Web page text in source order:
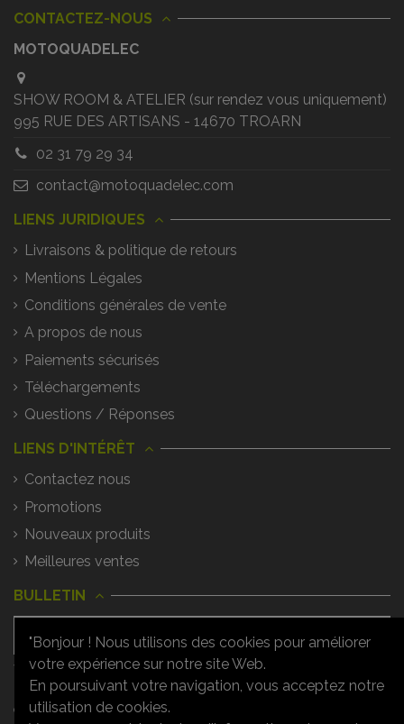
CONTACTEZ-NOUS
MOTOQUADELEC
SHOW ROOM & ATELIER (sur rendez vous uniquement)
995 RUE DES ARTISANS - 14670 TROARN
02 31 79 29 34
contact@motoquadelec.com
LIENS JURIDIQUES
Livraisons & politique de retours
Mentions Légales
Conditions générales de vente
A propos de nous
Paiements sécurisés
Téléchargements
Questions / Réponses
LIENS D'INTÉRÊT
Contactez nous
Promotions
Nouveaux produits
Meilleures ventes
BULLETIN
Vous pouvez vous désinscrire à tout
moment. Vous trouverez pour cela nos
informations de contact dans les
conditions d'utilisation du site.
"Bonjour ! Nous utilisons des cookies pour améliorer
votre expérience sur notre site Web.
En poursuivant votre navigation, vous acceptez notre
utilisation de cookies.